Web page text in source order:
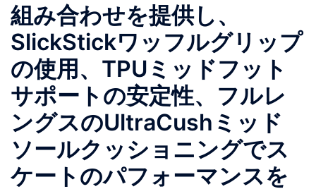
組み合わせを提供し、
SlickStickワッフルグリップ
の使用、TPUミッドフット
サポートの安定性、フルレ
ングスのUltraCushミッド
ソールクッショニングでス
ケートのパフォーマンスを